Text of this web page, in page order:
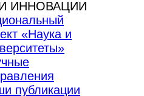
ИННОВАЦИИ
«Наука и
публикации